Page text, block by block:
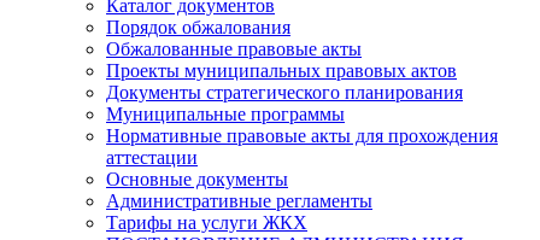
Каталог документов
Порядок обжалования
Обжалованные правовые акты
Проекты муниципальных правовых актов
Документы стратегического планирования
Муниципальные программы
Нормативные правовые акты для прохождения
аттестации
Основные документы
Административные регламенты
Тарифы на услуги ЖКХ